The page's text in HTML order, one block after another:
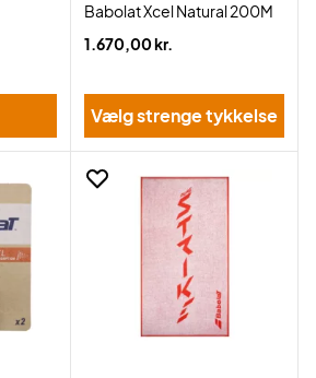
Babolat Xcel Natural 200M
1.670,00 kr.
Vælg strenge tykkelse